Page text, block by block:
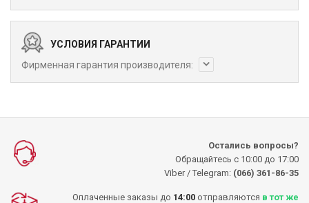
УСЛОВИЯ ГАРАНТИИ
Фирменная гарантия производителя:
Остались вопросы?
Обращайтесь с 10:00 до 17:00
Viber / Telegram: (066) 361-86-35
Оплаченные заказы до 14:00 отправляются в тот же